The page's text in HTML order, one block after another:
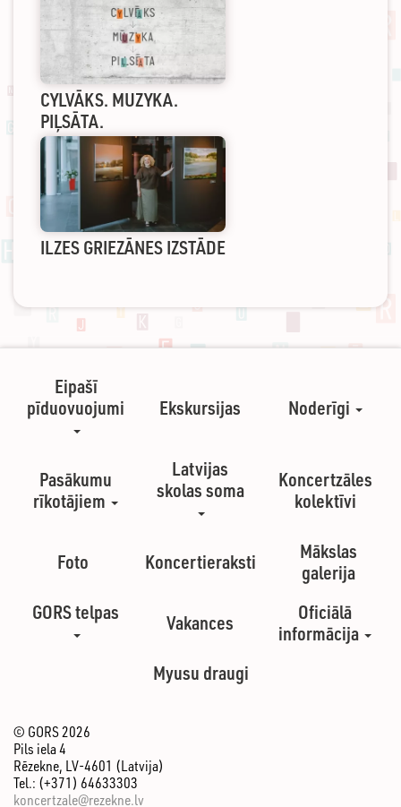
CYLVĀKS. MUZYKA.
PIĻSĀTA.
ILZES GRIEZĀNES IZSTĀDE
Eipašī
pīduovuojumi
Ekskursijas Noderīgi
Pasākumu
rīkotājiem
Latvijas
skolas soma
Koncertzāles
kolektīvi
Foto Koncertieraksti
Mākslas
galerija
GORS telpas
Vakances
Oficiālā
informācija
Myusu draugi
© GORS 2026
Pils iela 4
Rēzekne, LV-4601 (Latvija)
Tel.: (+371) 64633303
koncertzale@rezekne.lv